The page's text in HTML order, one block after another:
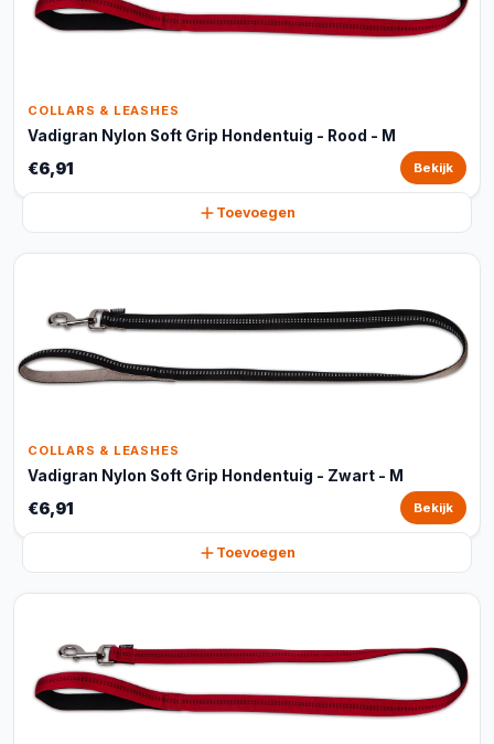
COLLARS & LEASHES
Vadigran Nylon Soft Grip Hondentuig - Rood - M
€6,91 Bekijk
Toevoegen
COLLARS & LEASHES
Vadigran Nylon Soft Grip Hondentuig - Zwart - M
€6,91 Bekijk
Toevoegen